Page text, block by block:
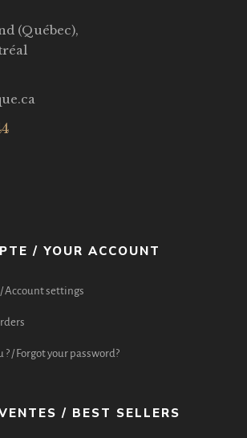
(Québec),
/ YOUR ACCOUNT
Account settings
/ Forgot your password?
/ BEST SELLERS